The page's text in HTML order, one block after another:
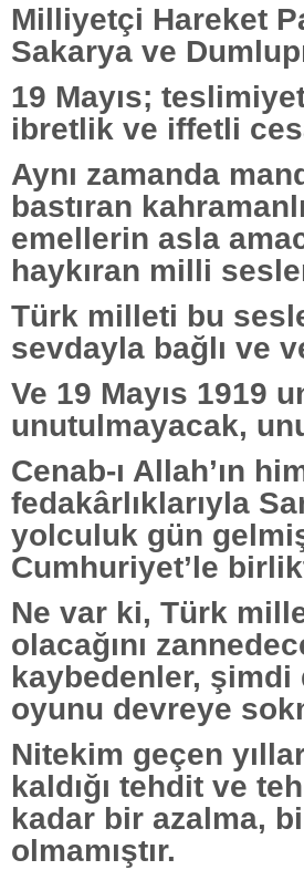
Milliyetçi Hareket
Sakarya ve
19 Mayıs;
ibretlik ve iffetli
Aynı zamanda
bastıran
emellerin asla
haykıran milli
Türk milleti bu
sevdayla bağlı ve
Ve 19 Mayıs 1919
unutulmayacak,
Cenab-ı Allah’ın
fedakârlıklarıyla
yolculuk gün
Cumhuriyet’le
Ne var ki, Türk
olacağını
kaybedenler,
oyunu devreye
Nitekim geçen
kaldığı tehdit ve
kadar bir azalma,
olmamıştır.